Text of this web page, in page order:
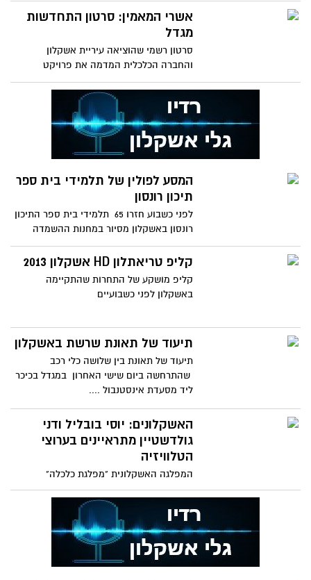
אשרי המאמין: סרטון התחדשות
מגדל
סרטון רשמי שהוציאה עיריית אשקלון
והחברה הכלכלית המדמה את פרויקט
התחדשות מגדל בעלות של למעלה מ-100
המסע לפולין של תלמידי בית ספר
תיכון רונסון
לפני כשבוע חזרו 65 תלמידי בית ספר התיכון
רונסון באשקלון מסיור במחנות ההשמדה
בפולין... חברי המשלחת
קליפ טריאתלון HD אשקלון 2013
קליפ מושקע של התחרות שהתקיימה
באשקלון לפני כשבועיים
תיעוד של תאונת שרשת באשקלון
תיעוד של תאונת בין שלושה כלי רכב
שהתרחשה ביום שישי האחרון במגדל בכיכר
ליד מסעדת אינסטנבול ....
האשקלונים: יוסי בובליל ודני
גולדשטיין מתראיינים בערוצי
הטלוויזיה
המפלגה האשקלונית "מפלגת כלכלה"
מתארחת בערוצי הטלוויזיה בעקבות
הצטרפות הדורבן יותר ל"מפלגת